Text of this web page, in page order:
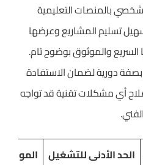
بالمنصات التعليمية
تسليم المشاريع وعرضها
والموثوق بوضوح تام.
بصفة دورية لضمان الاستفادة
أي مشكلات تقنية قد تواجه
الحد الأدنى للتشغيل